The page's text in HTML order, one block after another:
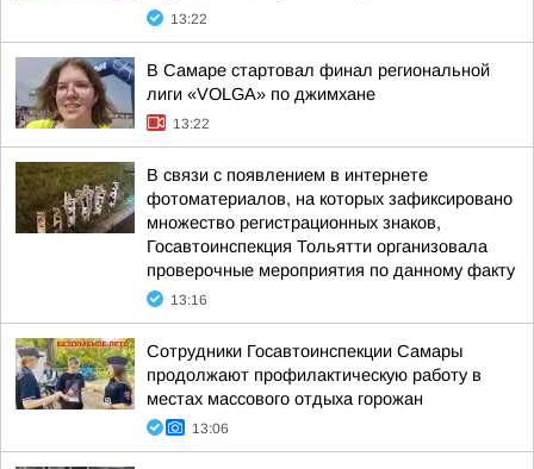
13:22
В Самаре стартовал финал региональной
лиги «VOLGA» по джимхане
13:22
В связи с появлением в интернете
фотоматериалов, на которых зафиксировано
множество регистрационных знаков,
Госавтоинспекция Тольятти организовала
проверочные мероприятия по данному факту
13:16
Сотрудники Госавтоинспекции Самары
продолжают профилактическую работу в
местах массового отдыха горожан
13:06